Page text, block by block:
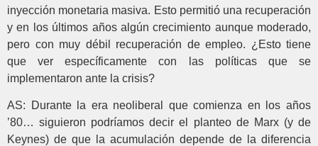
inyección monetaria masiva. Esto permitió una recuperación
y en los últimos años algún crecimiento aunque moderado,
pero con muy débil recuperación de empleo. ¿Esto tiene
que ver específicamente con las políticas que se
implementaron ante la crisis?
AS: Durante la era neoliberal que comienza en los años
’80… siguieron podríamos decir el planteo de Marx (y de
Keynes) de que la acumulación depende de la diferencia